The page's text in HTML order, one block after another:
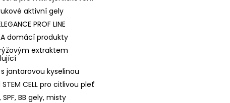
aktivní gely
PROF LINE
domácí produkty
rýžovým extraktem
s jantarovou kyselinou
CELL pro citlivou pleť
BB gely, misty